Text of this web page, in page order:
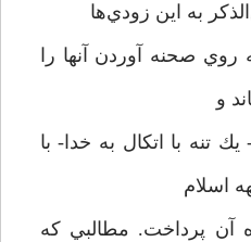
به اين زودي‌ها
صحنه آوردن آنها را
و
تنه با اتكال به خدا- با
اسلام
آن پرداخت. مطالبي كه